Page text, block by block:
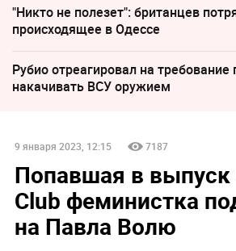
"Никто не полезет": британцев
происходящее в Одессе
Рубио отреагировал на требование
накачивать ВСУ оружием
9 января 2023, 12:15 7187
Попавшая в выпуск
Club феминистка
на Павла Волю